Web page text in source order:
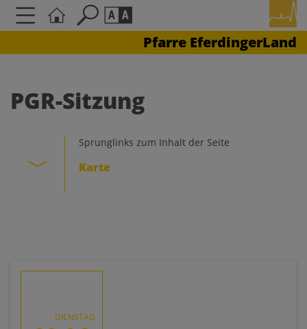
Pfarre EferdingerLand
Schriftgröße
AA
Kontrasteinstellungen
PGR-Sitzung
Sprunglinks zum Inhalt der Seite
Karte
DIENSTAG